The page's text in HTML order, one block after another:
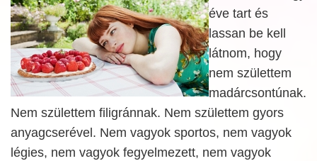
éve tart és
lassan be kell
látnom, hogy
nem születtem
madárcsontúnak.
Nem születtem filigránnak. Nem születtem gyors
anyagcserével. Nem vagyok sportos, nem vagyok
légies, nem vagyok fegyelmezett, nem vagyok